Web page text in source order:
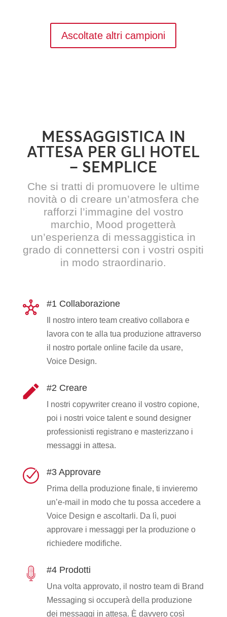
Ascoltate altri campioni
MESSAGGISTICA IN
ATTESA PER GLI HOTEL
– SEMPLICE
Che si tratti di promuovere le ultime
novità o di creare un’atmosfera che
rafforzi l’immagine del vostro
marchio, Mood progetterà
un’esperienza di messaggistica in
grado di connettersi con i vostri ospiti
in modo straordinario.
#1 Collaborazione
Il nostro intero team creativo collabora e
lavora con te alla tua produzione attraverso
il nostro portale online facile da usare,
Voice Design.
#2 Creare
I nostri copywriter creano il vostro copione,
poi i nostri voice talent e sound designer
professionisti registrano e masterizzano i
messaggi in attesa.
#3 Approvare
Prima della produzione finale, ti invieremo
un’e-mail in modo che tu possa accedere a
Voice Design e ascoltarli. Da lì, puoi
approvare i messaggi per la produzione o
richiedere modifiche.
#4 Prodotti
Una volta approvato, il nostro team di Brand
Messaging si occuperà della produzione
dei messaggi in attesa. È davvero così